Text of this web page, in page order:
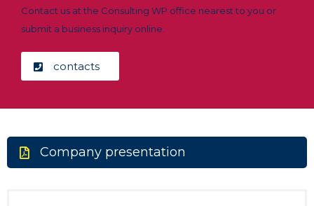
Contact us at the Consulting WP office nearest to you or
submit a business inquiry online.
contacts
Company presentation